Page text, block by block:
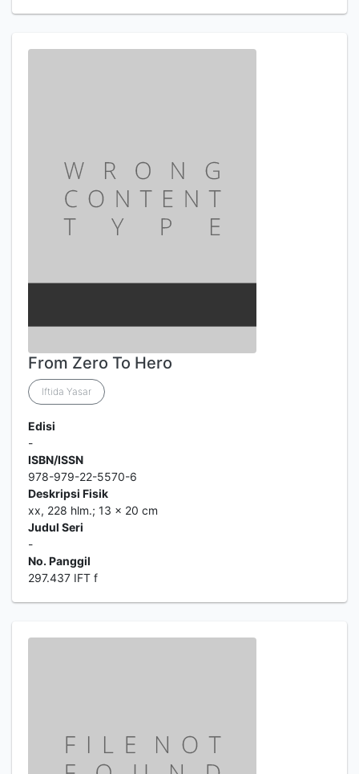
From Zero To Hero
Iftida Yasar
Edisi
-
ISBN/ISSN
978-979-22-5570-6
Deskripsi Fisik
xx, 228 hlm.; 13 x 20 cm
Judul Seri
-
No. Panggil
297.437 IFT f